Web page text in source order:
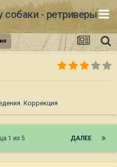
собаки - ретриверы
Коррекция
ДАЛЕЕ
1 из 5